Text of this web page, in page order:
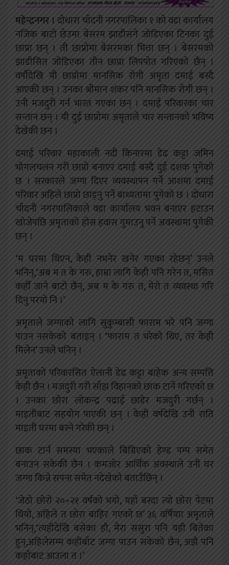
महेन्द्रनगर । दोधारा चाँदनी नगरपालिका १ को वडा कार्यालय
नजिक बाटो छेउमा बेसरम झाडीसंगे जोडिएका टिनका दुई
छाप्रा छन् । ती छाप्रोमा बेसरमका भित्ता छन् । बेसरमको
झाडीसित जोडिएका तीन छाप्रा लिपपोत गरिएको छैन् ।
वर्षौदेखि यी छाप्रोमा मानसिक रोगी अमृता दमाई बस्दै
आएकी छन् । उनका श्रीमान शंकर पनि मानसिक रोगी छन् ।
उनी मजदुरी गर्न भारत गएका छन् । दमाई परिवारका चार
सन्तान छन् । यी दुई छाप्रोमा अमृताले चार सन्तानको भविष्य
देखेकी छन ।
दमाई परिवार महाकाली नदी किनारमा डेढ कट्टा जमिन
भोगलचलन गरी छाप्रो बनाएर दमाई बस्दै दुई दशक पुगेको
छ । सरकारले जग्गा दिएर व्यवस्थापन गर्ने आशमा दमाई
परिवार अहिले छाप्रो छाड्नु पर्ने बाध्यतामा पुगेको छ । दोधारा
चाँदनी नगरपालिकाले वडा कार्यालय भवन बनाएर हटाउन
खोजेपछि अमृताको होस हवास गुमाउनु पर्ने अवस्थामा पुगेकी
छन् ।
‘म घरमा थिएन, केही नभनेर खनेर गएका रहेछन्’ उनले
भनिन्,‘अब म त के गरु, हाम्रा लागि केही पनि गरेन त, मसित
कहीँ जाने बाटो छैन्, अब म के गरु त, मेरो त व्यवस्था गरि
दिनु परयो नि ।’
अमृताले जग्गाको लागि सुकुम्बासी फाराम भरे पनि जग्गा
पाउन नसकेको बताइन् । ‘फाराम त भरेको थिए, तर केही
मिलेन’ उनले भनिन् ।
अमृताको परिवारसित ऐलानी डेढ कट्टा बाहेक अन्य सम्पत्ति
केही छैन । मजदुरी गरी साँझ विहानको छाक टार्ने गरिएको छ
। उनका छोरा लोकन्द्र पढाई छाडेर मजदुरी गर्छन् ।
माइतीबाट सहयोग पाएकी छन् । केही वर्षदेखि उनी राति
माइती घरमा बस्ने गरेकी छन् ।
छाक टार्न समस्या भएकाले बिग्रिएको हेण्ड पम्प समेत
बनाउन सकेकी छैन । कमजोर आर्थिक अवस्थाले उनी घर
जग्गा किन्ने सपना समेत नदेखेको बताउँछिन् ।
‘जेठो छोरो २०÷२१ वर्षको भयो, यहाँ बस्दा त्यो छोरा पेटमा
थियो, अहिले त छोरा बाहिर गएको छ’ ३६ वर्षियाा अमृताले
भनिन्,‘त्यहीदेखि बसेका हौ, मेरा ससुरा पनि यही बितेका
हुन्,अहिलेसम्म कहीबाँट जग्गा पाउन सकेको छैन, अझै पनि
कहाँबाट आउला त ।’